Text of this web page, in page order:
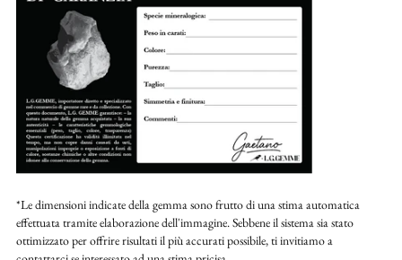
*Le dimensioni indicate della gemma sono frutto di una stima automatica
effettuata tramite elaborazione dell'immagine. Sebbene il sistema sia stato
ottimizzato per offrire risultati il più accurati possibile, ti invitiamo a